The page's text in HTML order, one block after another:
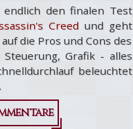
den finalen Test
Creedund geht
die Pros und Cons des
Grafik - alles
beleuchtet